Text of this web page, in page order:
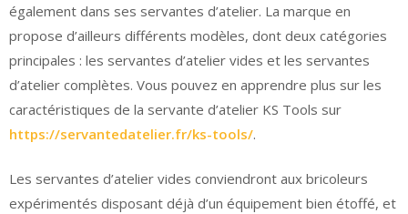
également dans ses servantes d’atelier. La marque en
propose d’ailleurs différents modèles, dont deux catégories
principales : les servantes d’atelier vides et les servantes
d’atelier complètes. Vous pouvez en apprendre plus sur les
caractéristiques de la servante d’atelier KS Tools sur
https://servantedatelier.fr/ks-tools/.
Les servantes d’atelier vides conviendront aux bricoleurs
expérimentés disposant déjà d’un équipement bien étoffé, et